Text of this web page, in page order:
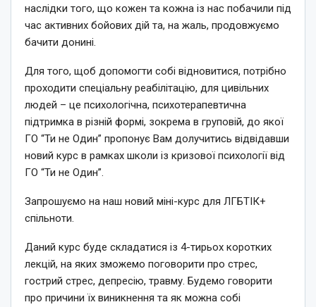
наслідки того, що кожен та кожна із нас побачили під
час активних бойових дій та, на жаль, продовжуємо
бачити донині.
Для того, щоб допомогти собі відновитися, потрібно
проходити спеціальну реабілітацію, для цивільних
людей – це психологічна, психотерапевтична
підтримка в різній формі, зокрема в груповій, до якої
ГО “Ти не Один” пропонує Вам долучитись відвідавши
новий курс в рамках школи із кризової психології від
ГО “Ти не Один”.
Запрошуємо на наш новий міні-курс для ЛГБТІК+
спільноти.
Даний курс буде складатися із 4-тирьох коротких
лекцій, на яких зможемо поговорити про стрес,
гострий стрес, депресію, травму. Будемо говорити
про причини їх виникнення та як можна собі